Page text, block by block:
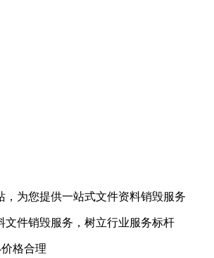
，为您提供一站式文件资料销毁服务
文件销毁服务，树立行业服务标杆
价格合理